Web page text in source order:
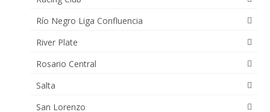
Río Negro Liga Confluencia
River Plate
Rosario Central
Salta
San Lorenzo